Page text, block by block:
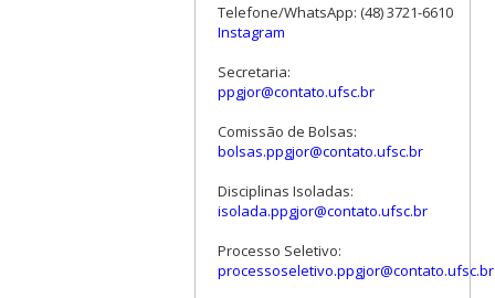
Telefone/WhatsApp: (48) 3721-6610
Instagram
Secretaria:
ppgjor@contato.ufsc.br
Comissão de Bolsas:
bolsas.ppgjor@contato.ufsc.br
Disciplinas Isoladas:
isolada.ppgjor@contato.ufsc.br
Processo Seletivo:
processoseletivo.ppgjor@contato.ufsc.br